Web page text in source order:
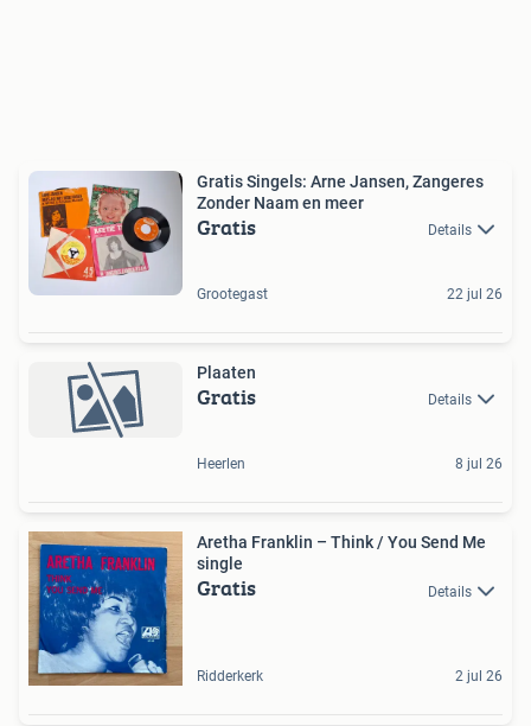
Gratis Singels: Arne Jansen, Zangeres
Zonder Naam en meer
Gratis Details
Grootegast 22 jul 26
Plaaten
Gratis Details
Heerlen 8 jul 26
Aretha Franklin – Think / You Send Me
single
Gratis Details
Ridderkerk 2 jul 26